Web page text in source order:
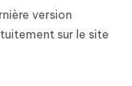
version
sur le site